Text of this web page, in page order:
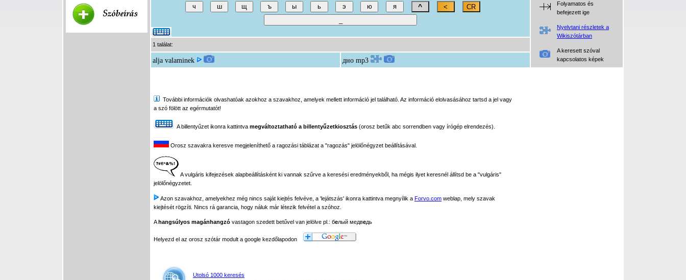
Folyamatos és
befejezett ige
Nyelvtani részletek a
Wikiszótárban
A keresett szóval
kapcsolatos képek
1 találat:
alja valaminek дно mp3
További információk olvashatóak azokhoz a szavakhoz, amelyek mellett információ jel található. Az információ elolvasásához tartsd a jel vagy
a szó fölött az egérmutatót!
A billentyűzet ikonra kattintva megváltoztatható a billentyűzetkiosztás (orosz betűk abc sorrendben vagy írógép elrendezés).
Orosz szavakra keresve megjeleníthető a ragozási táblázat a "ragozás" jelölőnégyzet beállításával.
A vulgáris kifejezések alapbeállításként ki vannak szűrve a keresési eredményekből, ha mégis ilyet keresnél állítsd be a "vulgáris"
jelölőnégyzetet.
Azon szavakhoz, amelyekhez még nincs saját kiejtés felvéve, a 'lejátszás' ikonra kattintva megnyílik a Forvo.com weblap, mely szavak
kiejtését rögzíti. Nincs rá garancia, hogy náluk már létezik felvétel a szóhoz.
Ahangsúlyos magánhangzó vastagon szedett betűvel van jelölve pl.: белый медведь
Helyezd el az orosz szótár modult a google kezdőlapodon
Utolsó 1000 keresés